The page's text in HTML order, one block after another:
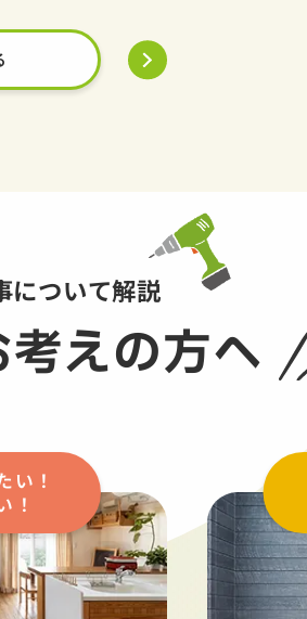
について解説
考えの方へ
い！
！